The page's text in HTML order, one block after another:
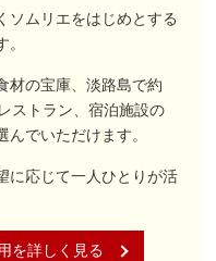
ソムリエをはじめとする
材の宝庫、淡路島で約
ストラン、宿泊施設の
でいただけます。
に応じて一人ひとりが活
を詳しく見る